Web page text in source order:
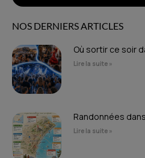
NOS DERNIERS ARTICLES
Où sortir ce soir
Lire la suite »
Randonnées
Lire la suite »